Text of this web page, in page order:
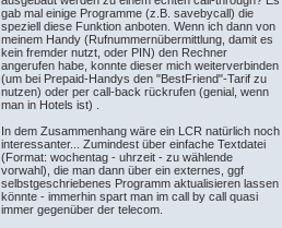
gab mal einige Programme (z.B. savebycall) die
speziell diese Funktion anboten. Wenn ich dann von
meinem Handy (Rufnummernübermittlung, damit es
kein fremder nutzt, oder PIN) den Rechner
angerufen habe, konnte dieser mich weiterverbinden
(um bei Prepaid-Handys den "BestFriend"-Tarif zu
nutzen) oder per call-back rückrufen (genial, wenn
man in Hotels ist) .
In dem Zusammenhang wäre ein LCR natürlich noch
interessanter... Zumindest über einfache Textdatei
(Format: wochentag - uhrzeit - zu wählende
vorwahl), die man dann über ein externes, ggf
selbstgeschriebenes Programm aktualisieren lassen
könnte - immerhin spart man im call by call quasi
immer gegenüber der telecom.